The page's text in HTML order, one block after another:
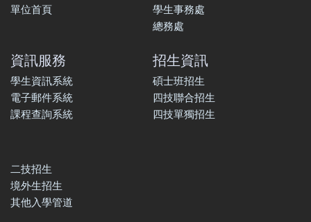
單位首頁
學生事務處
總務處
資訊服務
學生資訊系統
電子郵件系統
課程查詢系統
招生資訊
碩士班招生
四技聯合招生
四技單獨招生
二技招生
境外生招生
其他入學管道